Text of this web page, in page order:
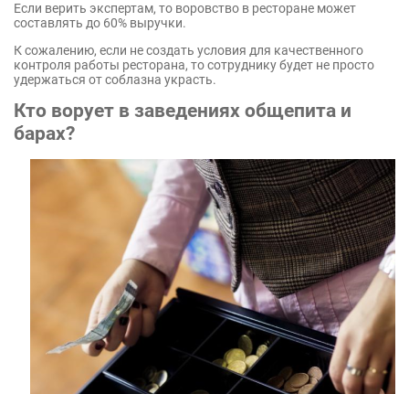
Если верить экспертам, то воровство в ресторане может
составлять до 60% выручки.
К сожалению, если не создать условия для качественного
контроля работы ресторана, то сотруднику будет не просто
удержаться от соблазна украсть.
Кто ворует в заведениях общепита и
барах?